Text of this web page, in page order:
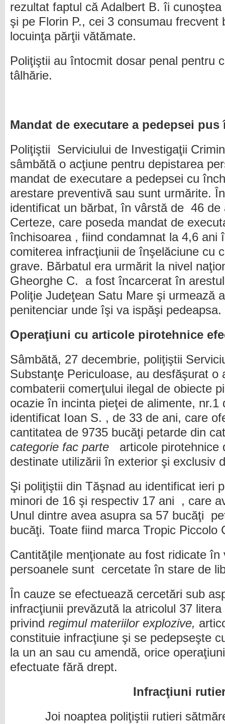
rezultat faptul că Adalbert B. îi
şi pe Florin P., cei 3 consumau frecvent
locuinţa părţii vătămate.
Poliţiştii au întocmit dosar penal pentru
tâlhărie.
Mandat de executare a pedepsei
Poliţiştii Serviciului de Investigaţii
sâmbătă o acţiune pentru depistarea
mandat de executare a pedepsei cu
arestare preventivă sau sunt urmărite.
identificat un bărbat, în vârstă de 46 de
Certeze, care poseda mandat de
închisoarea , fiind condamnat la 4,6 ani
comiterea infracţiunii de înşelăciune cu
grave. Bărbatul era urmărit la nivel
Gheorghe C. a fost încarcerat în
Poliţie Judeţean Satu Mare şi urmează
penitenciar unde îşi va ispăşi pedeapsa.
Operaţiuni cu articole pirotehnice
Sâmbătă, 27 decembrie, poliţiştii
Substanţe Periculoase, au desfăşurat o
combaterii comerţului ilegal de obiecte
ocazie în incinta pieţei de alimente, nr.1
identificat Ioan S. , de 33 de ani, care
cantitatea de 9735 bucăţi petarde din
categorie fac parte articole pirotehnice
destinate utilizării în exterior şi exclusiv
Şi poliţiştii din Tăşnad au identificat ieri
minori de 16 şi respectiv 17 ani , care
Unul dintre avea asupra sa 57 bucăţi
bucăţi. Toate fiind marca Tropic Piccolo
Cantităţile menţionate au fost ridicate în
persoanele sunt cercetate în stare de
În cauze se efectuează cercetări sub
infracţiunii prevăzută la atricolul 37
privind regimul materiilor explozive,
constituie infracţiune şi se pedepseşte
la un an sau cu amendă, orice
efectuate fără drept.
Infracţiuni
Joi noaptea poliţiştii rutieri